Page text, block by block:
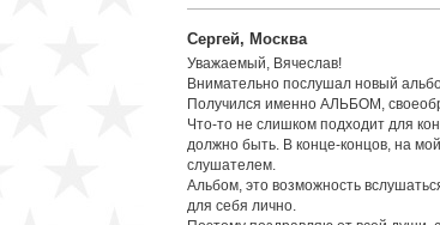
Сергей, Москва
Уважаемый, Вячеслав!
Внимательно послушал новый
Получился именно АЛЬБОМ,
Что-то не слишком подходит для
должно быть. В конце-концов, на
слушателем.
Альбом, это возможность
для себя лично.